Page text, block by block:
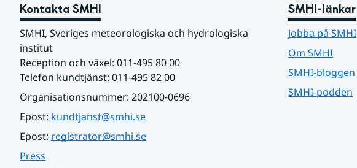
Kontakta SMHI
SMHI, Sveriges meteorologiska och hydrologiska
institut
Reception och växel: 011-495 80 00
Telefon kundtjänst: 011-495 82 00
Organisationsnummer: 202100-0696
Epost: kundtjanst@smhi.se
Epost: registrator@smhi.se
Press
SMHI-länkar
Jobba på SMHI
Om SMHI
SMHI-bloggen
SMHI-podden